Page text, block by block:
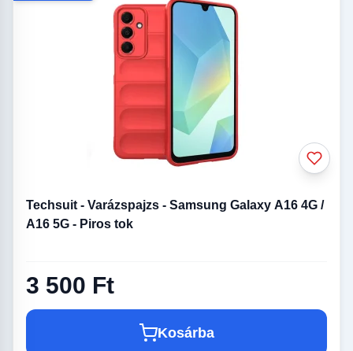
Techsuit - Varázspajzs - Samsung Galaxy A16 4G /
A16 5G - Piros tok
3 500 Ft
Kosárba